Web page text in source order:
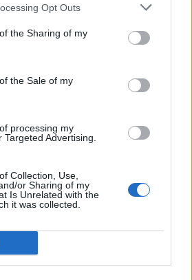
Opt Outs
the Sharing of my
the Sale of my
processing my
Advertising.
Collection, Use,
or Sharing of my
Is Unrelated with the
it was collected.
tyg Mirage och finns som standard i